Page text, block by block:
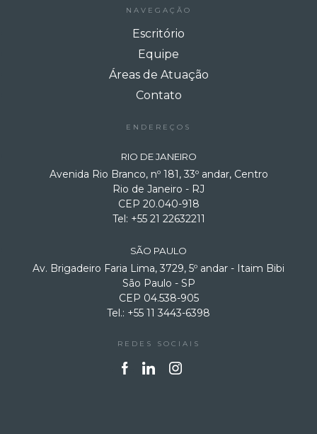
NAVEGAÇÃO
Escritório
Equipe
Áreas de Atuação
Contato
ENDEREÇOS
RIO DE JANEIRO
Avenida Rio Branco, nº 181, 33º andar, Centro
Rio de Janeiro - RJ
CEP 20.040-918
Tel: +55 21 22632211
SÃO PAULO
Av. Brigadeiro Faria Lima, 3729, 5º andar - Itaim Bibi
São Paulo - SP
CEP 04.538-905
Tel.: +55 11 3443-6398
REDES SOCIAIS